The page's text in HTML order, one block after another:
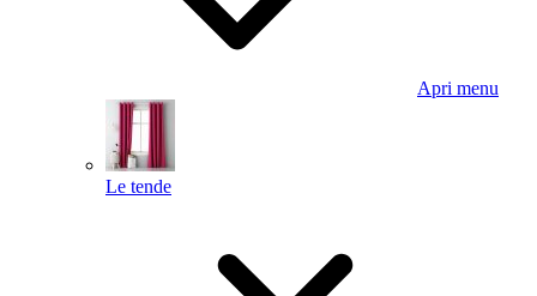
Apri menu
Le tende